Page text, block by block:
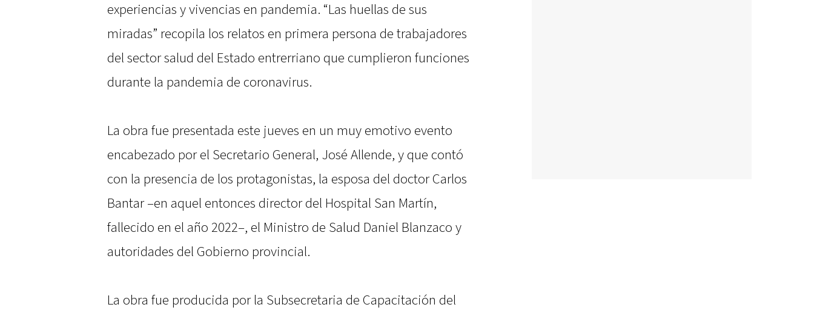
experiencias y vivencias en pandemia. “Las huellas de sus
miradas” recopila los relatos en primera persona de trabajadores
del sector salud del Estado entrerriano que cumplieron funciones
durante la pandemia de coronavirus.
La obra fue presentada este jueves en un muy emotivo evento
encabezado por el Secretario General, José Allende, y que contó
con la presencia de los protagonistas, la esposa del doctor Carlos
Bantar –en aquel entonces director del Hospital San Martín,
fallecido en el año 2022–, el Ministro de Salud Daniel Blanzaco y
autoridades del Gobierno provincial.
La obra fue producida por la Subsecretaria de Capacitación del